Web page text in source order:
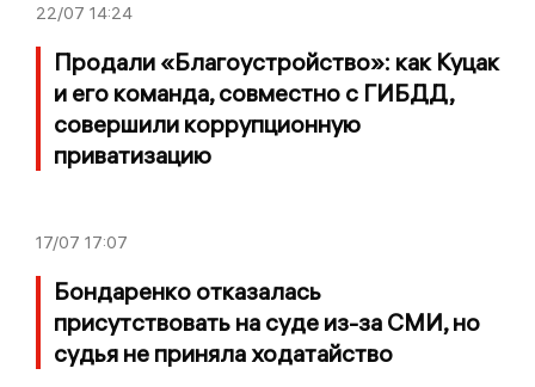
22/07 14:24
Продали «Благоустройство»: как Куцак
и его команда, совместно с ГИБДД,
совершили коррупционную
приватизацию
17/07 17:07
Бондаренко отказалась
присутствовать на суде из-за СМИ, но
судья не приняла ходатайство